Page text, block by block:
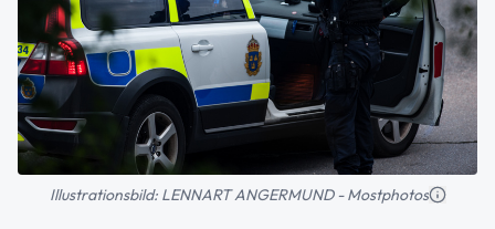
Illustrationsbild: LENNART ANGERMUND - Mostphotos